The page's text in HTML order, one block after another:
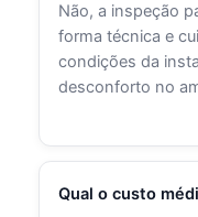
Não, a inspeção
forma técnica e
condições da
desconforto no
Qual o custo